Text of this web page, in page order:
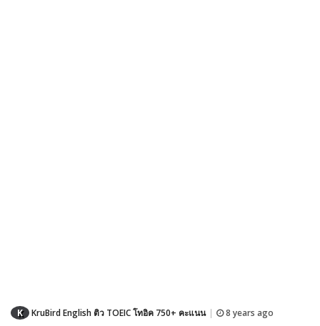
K KruBird English ติว TOEIC โทอิค 750+ คะแนน 8 years ago